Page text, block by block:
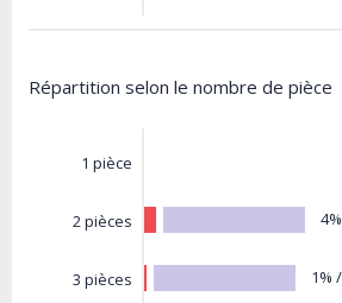
Répartition selon le nombre de pièce
1 pièce
2 pièces
3 pièces 1%